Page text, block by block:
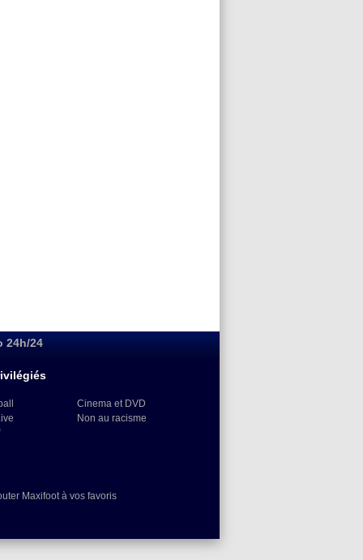
24h/24
Cinema et DVD
Non au racisme
Maxifoot à vos favoris